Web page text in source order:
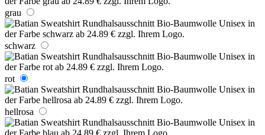
grau
schwarz
rot
hellrosa